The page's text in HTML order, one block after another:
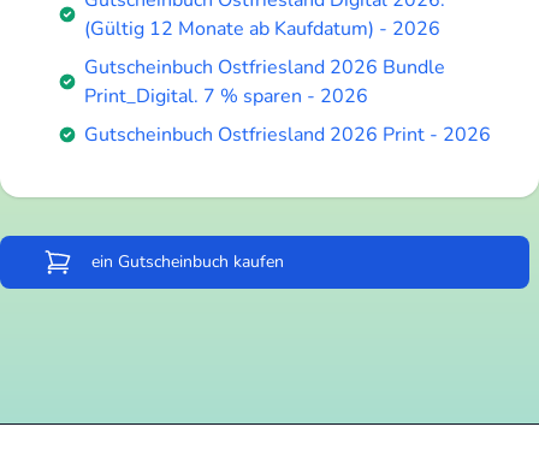
(Gültig 12 Monate ab Kaufdatum) - 2026
Gutscheinbuch Ostfriesland 2026 Bundle
Print_Digital. 7 % sparen - 2026
Gutscheinbuch Ostfriesland 2026 Print - 2026
ein Gutscheinbuch kaufen